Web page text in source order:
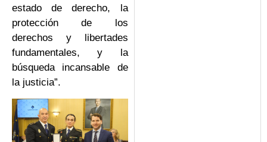
estado de derecho, la
protección de los
derechos y libertades
fundamentales, y la
búsqueda incansable de
la justicia”.